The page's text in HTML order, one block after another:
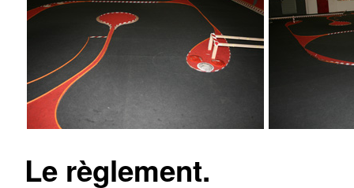
Le règlement.